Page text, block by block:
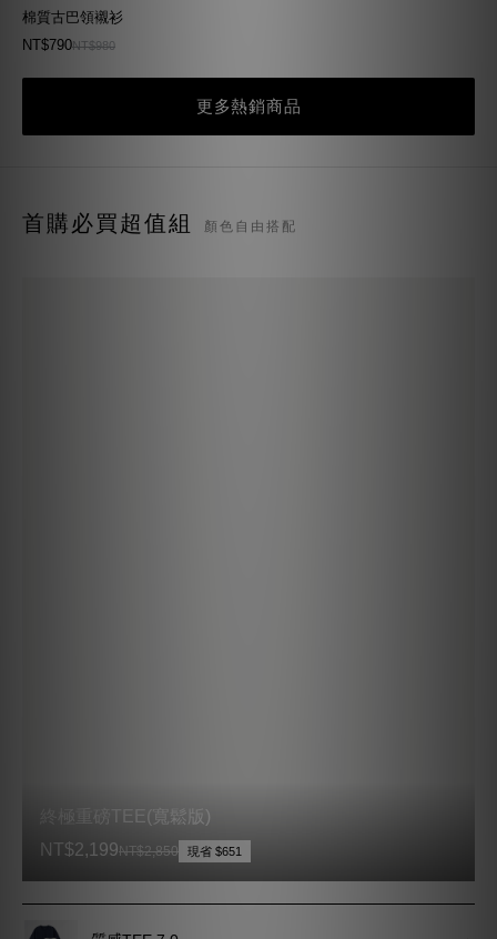
棉質古巴領襯衫
NT$790NT$980
更多熱銷商品
首購必買超值組 顏色自由搭配
質感TEE 7.0
NT$1,950NT$2,340 現省 $390